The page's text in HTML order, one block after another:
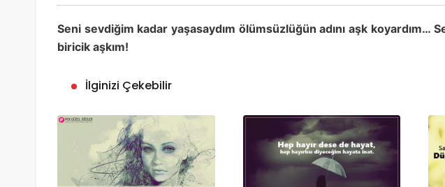
Seni sevdiğim kadar yaşasaydım ölümsüzlüğün adını aşk koyardım…
biricik aşkım!
İlginizi Çekebilir